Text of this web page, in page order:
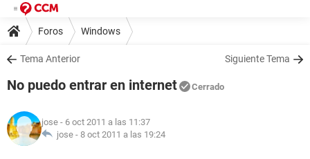
Foros Windows
Tema Anterior Siguiente Tema
No puedo entrar en internet Cerrado
jose - 6 oct 2011 a las 11:37
jose - 8 oct 2011 a las 19:24